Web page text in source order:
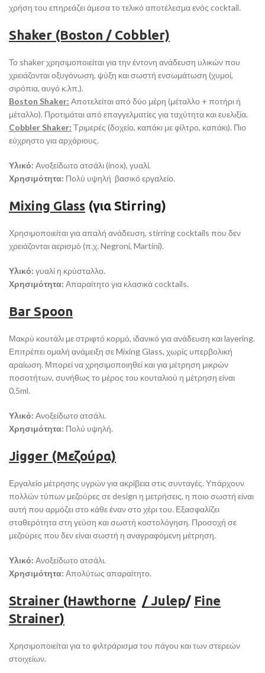
χρήση του επηρεάζει άμεσα το τελικό αποτέλεσμα ενός cocktail.
Shaker (Boston / Cobbler)
Το shaker χρησιμοποιείται για την έντονη ανάδευση υλικών που
χρειάζονται οξυγόνωση, ψύξη και σωστή ενσωμάτωση (χυμοί,
σιρόπια, αυγό κ.λπ.).
Boston Shaker: Αποτελείται από δύο μέρη (μέταλλο + ποτήρι ή
μέταλλο). Προτιμάται από επαγγελματίες για ταχύτητα και ευελιξία.
Cobbler Shaker: Τριμερές (δοχείο, καπάκι με φίλτρο, καπάκι). Πιο
εύχρηστο για αρχάριους.
Υλικό: Ανοξείδωτο ατσάλι (inox), γυαλί.
Χρησιμότητα: Πολύ υψηλή βασικό εργαλείο.
Mixing Glass (για Stirring)
Χρησιμοποιείται για απαλή ανάδευση, stirring cocktails που δεν
χρειάζονται αερισμό (π.χ. Negroni, Martini).
Υλικό: γυαλί η κρύσταλλο.
Χρησιμότητα: Απαραίτητο για κλασικά cocktails.
Bar Spoon
Μακρύ κουτάλι με στριφτό κορμό, ιδανικό για ανάδευση και layering.
Επιτρέπει ομαλή ανάμειξη σε Mixing Glass, χωρίς υπερβολική
αραίωση. Μπορεί να χρησιμοποιηθεί και για μέτρηση μικρών
ποσοτήτων, συνήθως το μέρος του κουταλιού η μέτρηση είναι
0,5ml.
Υλικό: Ανοξείδωτο ατσάλι.
Χρησιμότητα: Πολύ υψηλή.
Jigger (Μεζούρα)
Εργαλείο μέτρησης υγρών για ακρίβεια στις συνταγές. Υπάρχουν
πολλών τύπων μεζούρες σε design η μετρήσεις, η ποιο σωστή είναι
αυτή που αρμόζει στο κάθε έναν στο χέρι του. Εξασφαλίζει
σταθερότητα στη γεύση και σωστή κοστολόγηση. Προσοχή σε
μεζούρες που δεν είναι σωστή η αναγραφόμενη μέτρηση.
Υλικό: Ανοξείδωτο ατσάλι.
Χρησιμότητα: Απολύτως απαραίτητο.
Strainer (Hawthorne / Julep/ Fine
Strainer)
Χρησιμοποιείται για το φιλτράρισμα του πάγου και των στερεών
στοιχείων.